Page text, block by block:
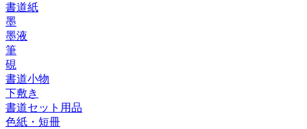
書道紙
墨
墨液
筆
硯
書道小物
下敷き
書道セット用品
色紙・短冊